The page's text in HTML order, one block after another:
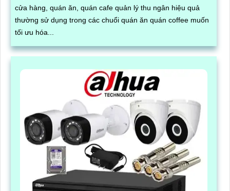
cửa hàng, quán ăn, quán cafe quản lý thu ngân hiệu quả
thường sử dụng trong các chuổi quán ăn quán coffee muốn
tối ưu hóa...